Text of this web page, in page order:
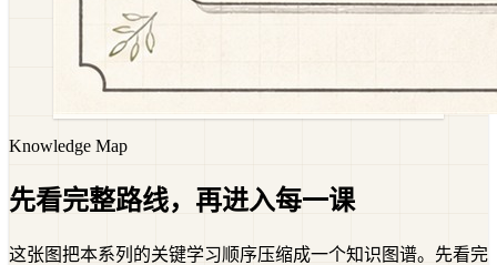
Knowledge Map
先看完整路线，再进入每一课
这张图把本系列的关键学习顺序压缩成一个知识图谱。先看完